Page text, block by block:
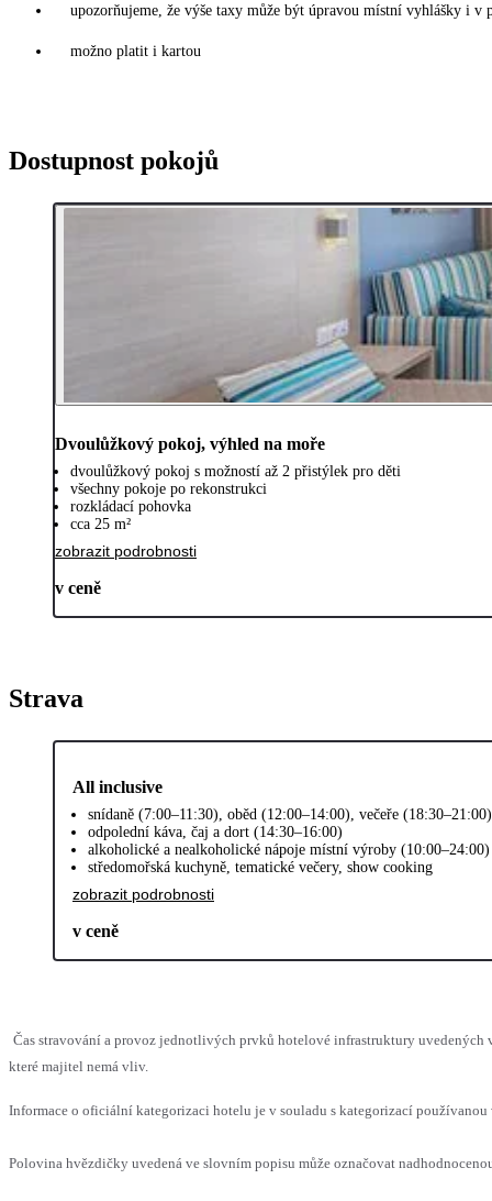
upozorňujeme, že výše taxy může být úpravou místní vyhlášky i
možno platit i kartou
Dostupnost pokojů
Dvoulůžkový pokoj, výhled na moře
dvoulůžkový pokoj s možností až 2 přistýlek pro děti
všechny pokoje po rekonstrukci
rozkládací pohovka
cca 25 m²
zobrazit podrobnosti
v ceně
Strava
All inclusive
snídaně (7:00–11:30), oběd (12:00–14:00), večeře
odpolední káva, čaj a dort (14:30–16:00)
alkoholické a nealkoholické nápoje místní výroby (10:00–24:00)
středomořská kuchyně, tematické večery, show cooking
zobrazit podrobnosti
v ceně
Čas stravování a provoz jednotlivých prvků hotelové infrastruktury uvedených
které majitel nemá vliv.
Informace o oficiální kategorizaci hotelu je v souladu s kategorizací
Polovina hvězdičky uvedená ve slovním popisu může označovat